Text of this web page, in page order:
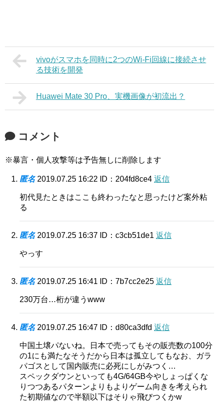
vivoがスマホを同時に2つのWi-Fi回線に接続させ
る技術を開発
Huawei Mate 30 Pro、実機画像が初流出？
コメント
※暴言・個人攻撃等は予告無しに削除します
匿名 2019.07.25 16:22 ID：204fd8ce4 返信
初代見たときはここも終わったなと思ったけど案外粘
る
匿名 2019.07.25 16:37 ID：c3cb51de1 返信
やっす
匿名 2019.07.25 16:41 ID：7b7cc2e25 返信
230万台…桁が違うwww
匿名 2019.07.25 16:47 ID：d80ca3dfd 返信
中国土壌パないね。日本で売ってもその販売数の100分
の1にも満たなそうだから日本は孤立してもなお、ガラ
パゴスとして国内販売に必死にしがみつく…
スペックダウンといっても4G/64GB今やしょっぱくな
りつつあるパターンよりもよりゲーム向きを考えられ
た初期値なので半額以下はそりゃ飛びつくかw